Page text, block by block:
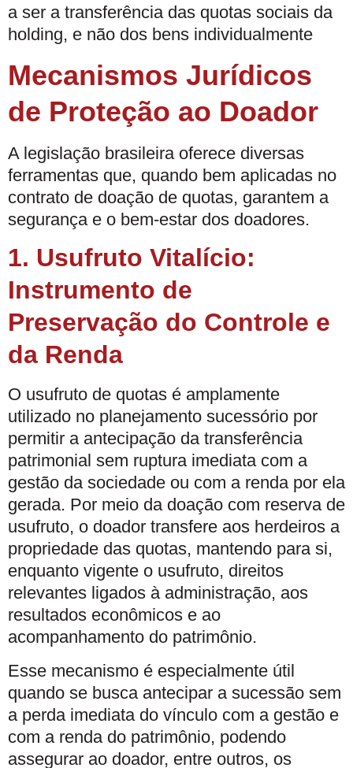
a ser a transferência das quotas sociais da
holding, e não dos bens individualmente
Mecanismos Jurídicos
de Proteção ao Doador
A legislação brasileira oferece diversas
ferramentas que, quando bem aplicadas no
contrato de doação de quotas, garantem a
segurança e o bem-estar dos doadores.
1. Usufruto Vitalício:
Instrumento de
Preservação do Controle e
da Renda
O usufruto de quotas é amplamente
utilizado no planejamento sucessório por
permitir a antecipação da transferência
patrimonial sem ruptura imediata com a
gestão da sociedade ou com a renda por ela
gerada. Por meio da doação com reserva de
usufruto, o doador transfere aos herdeiros a
propriedade das quotas, mantendo para si,
enquanto vigente o usufruto, direitos
relevantes ligados à administração, aos
resultados econômicos e ao
acompanhamento do patrimônio.
Esse mecanismo é especialmente útil
quando se busca antecipar a sucessão sem
a perda imediata do vínculo com a gestão e
com a renda do patrimônio, podendo
assegurar ao doador, entre outros, os